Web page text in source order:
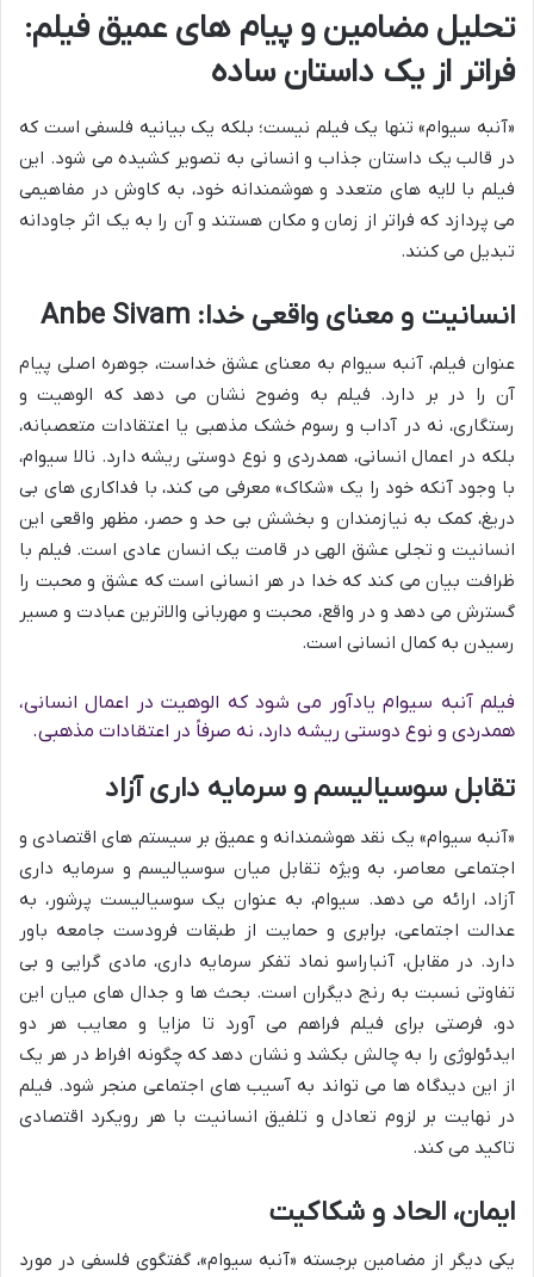
تحلیل مضامین و پیام های عمیق فیلم:
فراتر از یک داستان ساده
«آنبه سیوام» تنها یک فیلم نیست؛ بلکه یک بیانیه فلسفی است که
در قالب یک داستان جذاب و انسانی به تصویر کشیده می شود. این
فیلم با لایه های متعدد و هوشمندانه خود، به کاوش در مفاهیمی
می پردازد که فراتر از زمان و مکان هستند و آن را به یک اثر جاودانه
تبدیل می کنند.
انسانیت و معنای واقعی خدا: Anbe Sivam
عنوان فیلم، آنبه سیوام به معنای عشق خداست، جوهره اصلی پیام
آن را در بر دارد. فیلم به وضوح نشان می دهد که الوهیت و
رستگاری، نه در آداب و رسوم خشک مذهبی یا اعتقادات متعصبانه،
بلکه در اعمال انسانی، همدردی و نوع دوستی ریشه دارد. نالا سیوام،
با وجود آنکه خود را یک «شکاک» معرفی می کند، با فداکاری های بی
دریغ، کمک به نیازمندان و بخشش بی حد و حصر، مظهر واقعی این
انسانیت و تجلی عشق الهی در قامت یک انسان عادی است. فیلم با
ظرافت بیان می کند که خدا در هر انسانی است که عشق و محبت را
گسترش می دهد و در واقع، محبت و مهربانی والاترین عبادت و مسیر
رسیدن به کمال انسانی است.
فیلم آنبه سیوام یادآور می شود که الوهیت در اعمال انسانی،
همدردی و نوع دوستی ریشه دارد، نه صرفاً در اعتقادات مذهبی.
تقابل سوسیالیسم و سرمایه داری آزاد
«آنبه سیوام» یک نقد هوشمندانه و عمیق بر سیستم های اقتصادی و
اجتماعی معاصر، به ویژه تقابل میان سوسیالیسم و سرمایه داری
آزاد، ارائه می دهد. سیوام، به عنوان یک سوسیالیست پرشور، به
عدالت اجتماعی، برابری و حمایت از طبقات فرودست جامعه باور
دارد. در مقابل، آنباراسو نماد تفکر سرمایه داری، مادی گرایی و بی
تفاوتی نسبت به رنج دیگران است. بحث ها و جدال های میان این
دو، فرصتی برای فیلم فراهم می آورد تا مزایا و معایب هر دو
ایدئولوژی را به چالش بکشد و نشان دهد که چگونه افراط در هر یک
از این دیدگاه ها می تواند به آسیب های اجتماعی منجر شود. فیلم
در نهایت بر لزوم تعادل و تلفیق انسانیت با هر رویکرد اقتصادی
تاکید می کند.
ایمان، الحاد و شکاکیت
یکی دیگر از مضامین برجسته «آنبه سیوام»، گفتگوی فلسفی در مورد